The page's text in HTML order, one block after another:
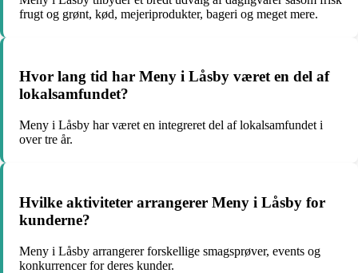
frugt og grønt, kød, mejeriprodukter, bageri og meget mere.
Hvor lang tid har Meny i Låsby været en del af
lokalsamfundet?
Meny i Låsby har været en integreret del af lokalsamfundet i
over tre år.
Hvilke aktiviteter arrangerer Meny i Låsby for
kunderne?
Meny i Låsby arrangerer forskellige smagsprøver, events og
konkurrencer for deres kunder.